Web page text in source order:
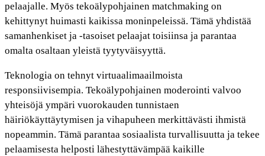
pelaajalle. Myös tekoälypohjainen matchmaking on
kehittynyt huimasti kaikissa moninpeleissä. Tämä yhdistää
samanhenkiset ja -tasoiset pelaajat toisiinsa ja parantaa
omalta osaltaan yleistä tyytyväisyyttä.
Teknologia on tehnyt virtuaalimaailmoista
responsiivisempia. Tekoälypohjainen moderointi valvoo
yhteisöjä ympäri vuorokauden tunnistaen
häiriökäyttäytymisen ja vihapuheen merkittävästi ihmistä
nopeammin. Tämä parantaa sosiaalista turvallisuutta ja tekee
pelaamisesta helposti lähestyttävämpää kaikille